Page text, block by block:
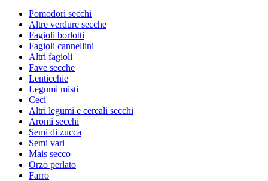
Pomodori secchi
Altre verdure secche
Fagioli borlotti
Fagioli cannellini
Altri fagioli
Fave secche
Lenticchie
Legumi misti
Ceci
Altri legumi e cereali secchi
Aromi secchi
Semi di zucca
Semi vari
Mais secco
Orzo perlato
Farro